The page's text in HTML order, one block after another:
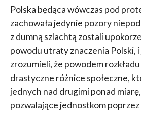
Polska będąca wówczas pod
zachowała jedynie pozory
z dumną szlachtą zostali
powodu utraty znaczenia Polski, i
zrozumieli, że powodem
drastyczne różnice społeczne,
jednych nad drugimi ponad
pozwalające jednostkom